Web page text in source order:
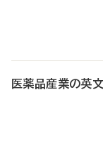
医薬品産業の英